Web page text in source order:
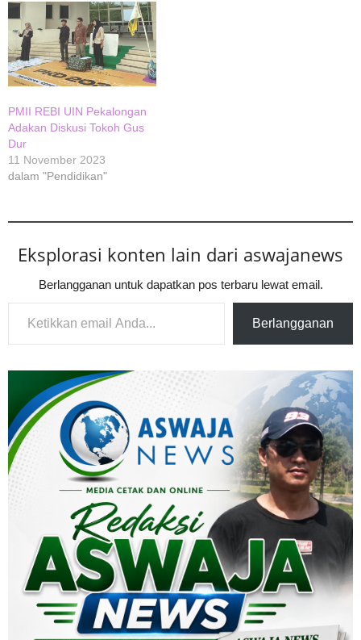
PMII REBI UIN Pekalongan
Adakan Diskusi Tokoh Gus
Dur
11 November 2023
dalam "Pendidikan"
Eksplorasi konten lain dari aswajanews
Berlangganan untuk dapatkan pos terbaru lewat email.
Ketikkan email Anda...
Berlangganan